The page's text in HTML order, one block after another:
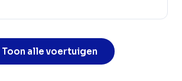
Toon alle voertuigen